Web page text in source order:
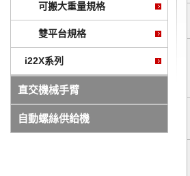
可搬大重量規格
雙平台規格
i22X系列
直交機械手臂
自動螺絲供給機